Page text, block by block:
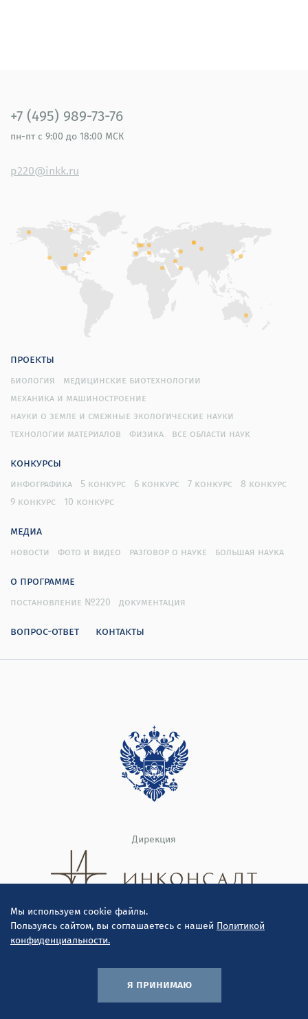
Мы используем cookie файлы.
Пользуясь сайтом, вы соглашаетесь с нашей Политикой
конфиденциальности.
я принимаю
+7 (495) 989-73-76
пн-пт с 9:00 до 18:00 МСК
p220@inkk.ru
проекты
биология
медицинские биотехнологии
механика и машиностроение
науки о земле и смежные экологические науки
технологии материалов
физика все области наук
конкурсы
инфографика 5 конкурс 6 конкурс 7 конкурс
8 конкурс
9 конкурс
10 конкурс
медиа
новости фото и видео разговор о науке большая наука
о программе
постановление №220 документация
вопрос-ответ контакты
Дирекция
© ООО "Инконсалт К" 2010-2026